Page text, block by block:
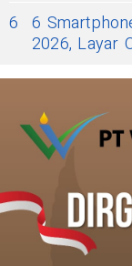
6 6
2026, Layar